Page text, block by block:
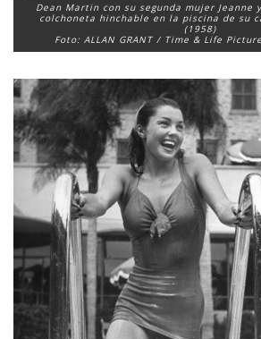
Dean Martin con su segunda mujer Jeanne
colchoneta hinchable en la piscina de su
(1958)
Foto: ALLAN GRANT / Time & Life